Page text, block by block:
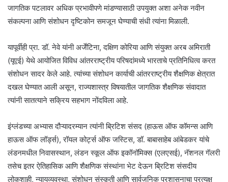
जागतिक पटलावर अधिक प्रभावीपणे मांडण्यासाठी उपयुक्त अशा अनेक नवीन
संकल्पना आणि संशोधन दृष्टिकोन समजून घेण्याची संधी त्यांना मिळाली.
यापूर्वीही प्रा. डॉ. नेवे यांनी अर्जेंटिना, दक्षिण कोरिया आणि संयुक्त अरब अमिराती
(यूएई) येथे आयोजित विविध आंतरराष्ट्रीय परिषदांमध्ये भारताचे प्रतिनिधित्व करत
संशोधन सादर केले आहे. त्यांच्या संशोधन कार्याची आंतरराष्ट्रीय शैक्षणिक क्षेत्रात
दखल घेण्यात आली असून, राज्यशास्त्र विषयातील जागतिक शैक्षणिक संवादात
त्यांनी सातत्याने सक्रिय सहभाग नोंदविला आहे.
इंग्लंडच्या अभ्यास दौऱ्यादरम्यान त्यांनी ब्रिटिश संसद (हाऊस ऑफ कॉमन्स आणि
हाऊस ऑफ लॉर्ड्स), रॉयल कोर्ट्स ऑफ जस्टिस, डॉ. बाबासाहेब आंबेडकर यांचे
लंडनमधील निवासस्थान, लंडन स्कूल ऑफ इकॉनॉमिक्स (एलएसई), नॅशनल गॅलरी
तसेच इतर ऐतिहासिक आणि शैक्षणिक संस्थांना भेट देऊन ब्रिटिश संसदीय
लोकशाही, न्यायव्यवस्था, संशोधन संस्कृती आणि सार्वजनिक प्रशासनाचा प्रत्यक्ष